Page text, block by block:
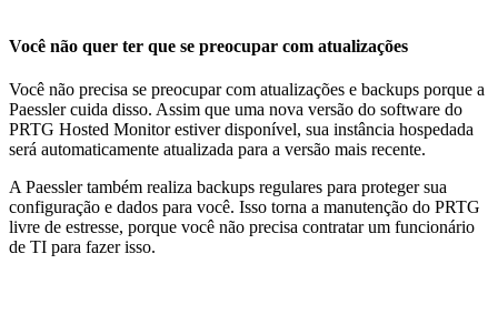
Você não quer ter que se preocupar com atualizações
Você não precisa se preocupar com atualizações e backups porque a
Paessler cuida disso. Assim que uma nova versão do software do
PRTG Hosted Monitor estiver disponível, sua instância hospedada
será automaticamente atualizada para a versão mais recente.
A Paessler também realiza backups regulares para proteger sua
configuração e dados para você. Isso torna a manutenção do PRTG
livre de estresse, porque você não precisa contratar um funcionário
de TI para fazer isso.